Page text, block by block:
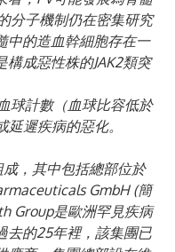
分子機制仍在密集研究
中的造血幹細胞存在一
成惡性株的JAK2類突
球計數（血球比容低於
遲疾病的惡化。
，其中包括總部位於
GmbH (簡
Group是歐洲罕見疾病
去的25年裡，該集團已